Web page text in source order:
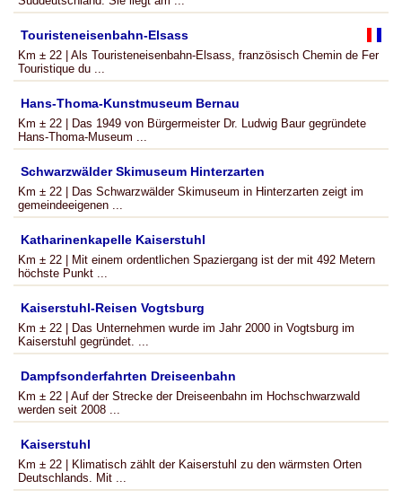
Touristeneisenbahn-Elsass
Km ± 22 | Als Touristeneisenbahn-Elsass, französisch Chemin de Fer
Touristique du ...
Hans-Thoma-Kunstmuseum Bernau
Km ± 22 | Das 1949 von Bürgermeister Dr. Ludwig Baur gegründete
Hans-Thoma-Museum ...
Schwarzwälder Skimuseum Hinterzarten
Km ± 22 | Das Schwarzwälder Skimuseum in Hinterzarten zeigt im
gemeindeeigenen ...
Katharinenkapelle Kaiserstuhl
Km ± 22 | Mit einem ordentlichen Spaziergang ist der mit 492 Metern
höchste Punkt ...
Kaiserstuhl-Reisen Vogtsburg
Km ± 22 | Das Unternehmen wurde im Jahr 2000 in Vogtsburg im
Kaiserstuhl gegründet. ...
Dampfsonderfahrten Dreiseenbahn
Km ± 22 | Auf der Strecke der Dreiseenbahn im Hochschwarzwald
werden seit 2008 ...
Kaiserstuhl
Km ± 22 | Klimatisch zählt der Kaiserstuhl zu den wärmsten Orten
Deutschlands. Mit ...